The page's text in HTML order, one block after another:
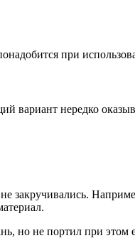
при
вариант нередко
закручивались.
но не портил при этом